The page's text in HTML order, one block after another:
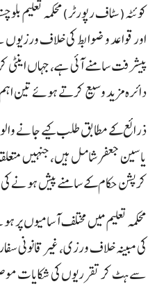
کوئٹہ(سٹاف رپورٹر)محکمہ تعلیم
اور قواعد و ضوابط کی خلاف
پیشرفت سامنے آئی ہے، جہاں اینٹی
دائرہ مزید وسیع کرتے ہوئے تین
ذرائع کے مطابق طلب کیے جانے
یاسین جعفر شامل ہیں، جنہیں
کرپشن حکام کے سامنے پیش ہونے
محکمہ تعلیم میں مختلف آسامیوں
کی مبینہ خلاف ورزی، غیر قانونی
سے ہٹ کر تقرریوں کی شکایات